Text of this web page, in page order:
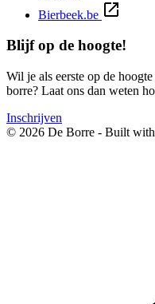
Bierbeek.be
Blijf op de hoogte!
Wil je als eerste op de
borre? Laat ons dan weten
Inschrijven
© 2026 De Borre - Built with